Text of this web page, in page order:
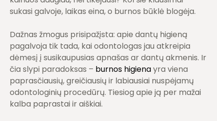
sukasi galvoje, laikas eina, o burnos būklė blogėja.
Dažnas žmogus prisipažįsta: apie dantų higieną
pagalvoja tik tada, kai odontologas jau atkreipia
dėmesį į susikaupusias apnašas ar dantų akmenis. Ir
čia slypi paradoksas – burnos higienayra viena
paprasčiausių, greičiausių ir labiausiai nuspėjamų
odontologinių procedūrų. Tiesiog apie ją per mažai
kalba paprastai ir aiškiai.